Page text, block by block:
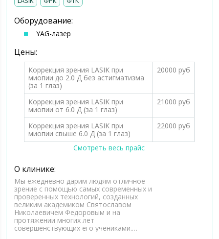
Оборудование:
YAG-лазер
Цены:
Коррекция зрения LASIK при
миопии до 2.0 Д без астигматизма
(за 1 глаз)
20000 руб
Коррекция зрения LASIK при
миопии от 6.0 Д (за 1 глаз)
21000 руб
Коррекция зрения LASIK при
миопии свыше 6.0 Д (за 1 глаз)
22000 руб
Смотреть весь прайс
О клинике:
Мы ежедневно дарим людям отличное
зрение с помощью самых современных и
проверенных технологий, созданных
великим академиком Святославом
Николаевичем Федоровым и на
протяжении многих лет
совершенствующих его учениками.…